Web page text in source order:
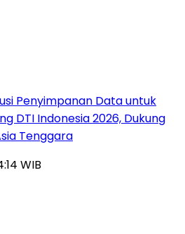
Penyimpanan Data untuk
DTI Indonesia 2026, Dukung
Tenggara
WIB